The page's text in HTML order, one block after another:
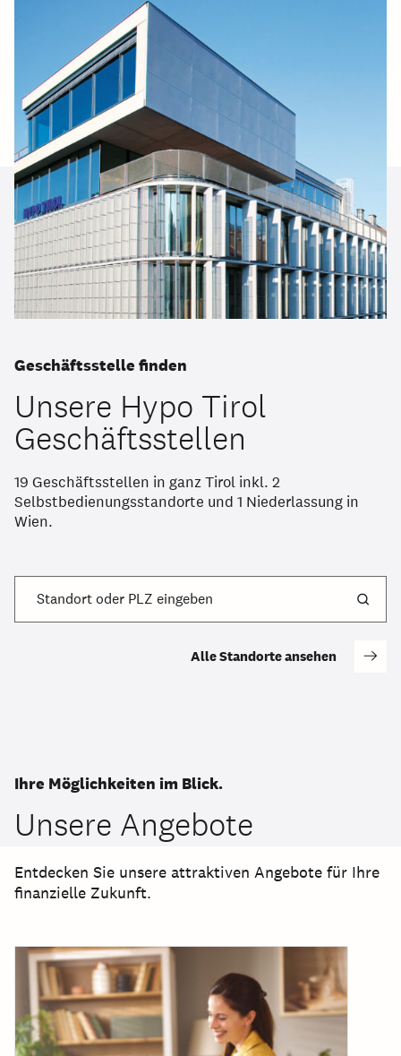
Geschäftsstelle finden
Unsere Hypo Tirol
Geschäftsstellen
19 Geschäftsstellen in ganz Tirol inkl. 2
Selbstbedienungsstandorte und 1 Niederlassung in
Wien.
Standort oder PLZ eingeben
Alle Standorte ansehen
Ihre Möglichkeiten im Blick.
Unsere Angebote
Entdecken Sie unsere attraktiven Angebote für Ihre
finanzielle Zukunft.